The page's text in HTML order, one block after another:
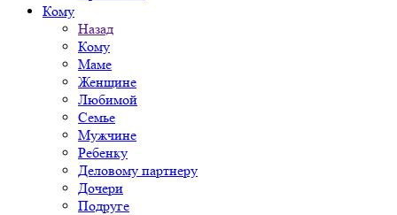
Кому
Назад
Кому
Маме
Женщине
Любимой
Семье
Мужчине
Ребенку
Деловому партнеру
Дочери
Подруге